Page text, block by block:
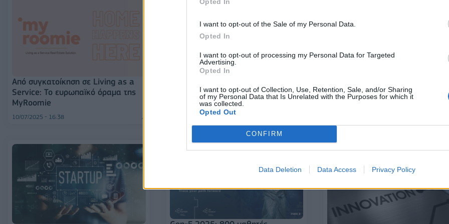
I want to opt-out of the Sale of my Personal Data.
Opted In
I want to opt-out of processing my Personal Data for Targeted
Advertising.
Opted In
I want to opt-out of Collection, Use, Retention, Sale, and/or Sharing
of my Personal Data that Is Unrelated with the Purposes for which it
was collected.
Opted Out
CONFIRM
Data Deletion Data Access Privacy Policy
Από συγκατοίκηση σε Living as a
Service: Το ευρωπαϊκό όραμα της
MyRoomie
10/07/2025 - 16:38
χρηματοδότηση 100.000 ευρώ για
την διεθνή της επέκταση
07/07/2025 - 12:59
χρηματοδότησης νεοφυών
επιχειρήσεων στην Ευρώπη